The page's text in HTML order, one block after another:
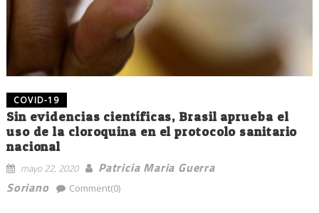
COVID-19
Sin evidencias científicas, Brasil aprueba el
uso de la cloroquina en el protocolo sanitario
nacional
mayo 22, 2020
Patricia Maria Guerra
Soriano
Comment(0)